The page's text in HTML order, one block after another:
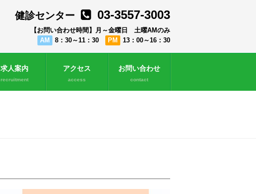
健診センター 03-3557-3003
【お問い合わせ時間】月～金曜日 土曜AMのみ
AM
8：30～11：30 PM 13：00～16：30
求人案内
recruitment
アクセス
access
お問い合わせ
contact